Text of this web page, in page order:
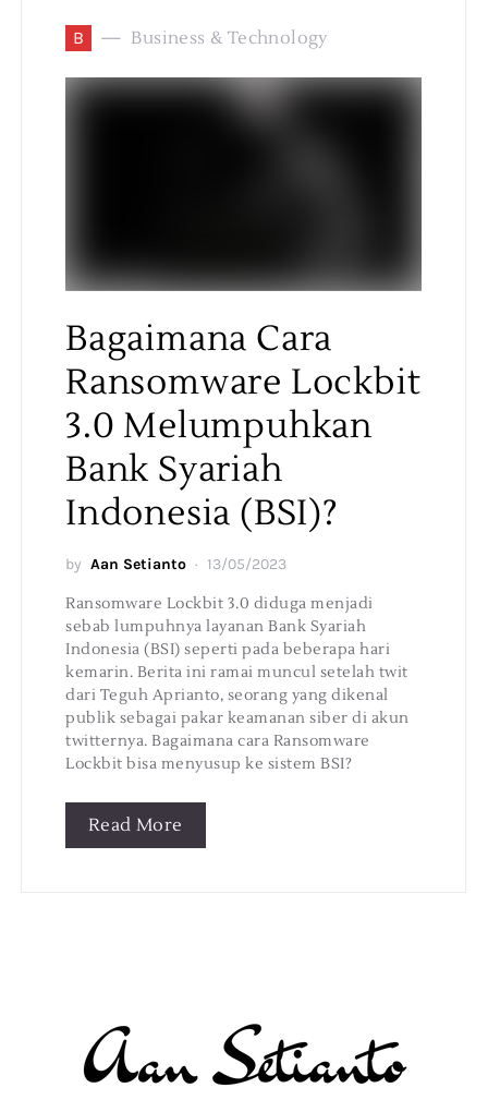
B Business & Technology
Bagaimana Cara
Ransomware Lockbit
3.0 Melumpuhkan
Bank Syariah
Indonesia (BSI)?
by Aan Setianto 13/05/2023
Ransomware Lockbit 3.0 diduga menjadi
sebab lumpuhnya layanan Bank Syariah
Indonesia (BSI) seperti pada beberapa hari
kemarin. Berita ini ramai muncul setelah twit
dari Teguh Aprianto, seorang yang dikenal
publik sebagai pakar keamanan siber di akun
twitternya. Bagaimana cara Ransomware
Lockbit bisa menyusup ke sistem BSI?
Read More